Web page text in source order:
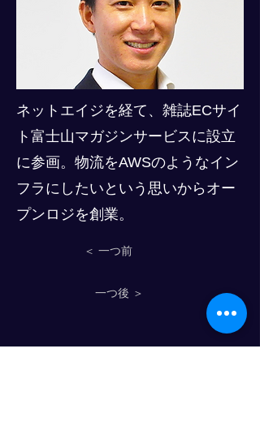
ネットエイジを経て、雑誌ECサイ
ト富士山マガジンサービスに設立
に参画。物流をAWSのようなイン
フラにしたいという思いからオー
プンロジを創業。
＜ 一つ前
一つ後 ＞